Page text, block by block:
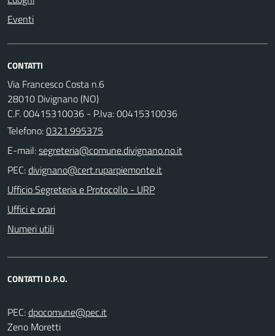
Eventi
CONTATTI
Via Francesco Costa n.6
28010 Divignano (NO)
C.F. 00415310036 - P.Iva: 00415310036
Telefono:0321.995375
E-mail:
PEC:
Ufficio Segreteria e Protocollo - URP
Uffici e orari
Numeri utili
CONTATTI D.P.O.
PEC:
Zeno Moretti